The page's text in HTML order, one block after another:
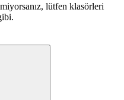
lütfen klasörleri